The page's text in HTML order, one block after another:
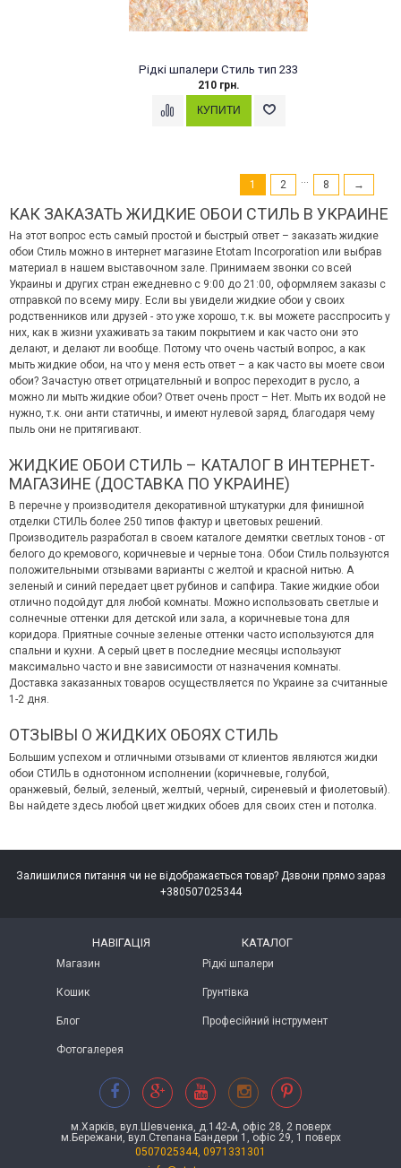
Рідкі шпалери Стиль тип 233
210 грн.
1 2 8 →
КАК ЗАКАЗАТЬ ЖИДКИЕ ОБОИ СТИЛЬ В УКРАИНЕ
На этот вопрос есть самый простой и быстрый ответ – заказать жидкие
обои Стиль можно в интернет магазине Etotam Incorporation или выбрав
материал в нашем выставочном зале. Принимаем звонки со всей
Украины и других стран ежедневно с 9:00 до 21:00, оформляем заказы с
отправкой по всему миру. Если вы увидели жидкие обои у своих
родственников или друзей - это уже хорошо, т.к. вы можете расспросить у
них, как в жизни ухаживать за таким покрытием и как часто они это
делают, и делают ли вообще. Потому что очень частый вопрос, а как
мыть жидкие обои, на что у меня есть ответ – а как часто вы моете свои
обои? Зачастую ответ отрицательный и вопрос переходит в русло, а
можно ли мыть жидкие обои? Ответ очень прост – Нет. Мыть их водой не
нужно, т.к. они анти статичны, и имеют нулевой заряд, благодаря чему
пыль они не притягивают.
ЖИДКИЕ ОБОИ СТИЛЬ – КАТАЛОГ В ИНТЕРНЕТ-
МАГАЗИНЕ (ДОСТАВКА ПО УКРАИНЕ)
В перечне у производителя декоративной штукатурки для финишной
отделки СТИЛЬ более 250 типов фактур и цветовых решений.
Производитель разработал в своем каталоге демятки светлых тонов - от
белого до кремового, коричневые и черные тона. Обои Стиль пользуются
положительными отзывами варианты с желтой и красной нитью. А
зеленый и синий передает цвет рубинов и сапфира. Такие жидкие обои
отлично подойдут для любой комнаты. Можно использовать светлые и
солнечные оттенки для детской или зала, а коричневые тона для
коридора. Приятные сочные зеленые оттенки часто используются для
спальни и кухни. А серый цвет в последние месяцы используют
максимально часто и вне зависимости от назначения комнаты.
Доставка заказанных товаров осуществляется по Украине за считанные
1-2 дня.
ОТЗЫВЫ О ЖИДКИХ ОБОЯХ СТИЛЬ
Большим успехом и отличными отзывами от клиентов являются жидки
обои СТИЛЬ в однотонном исполнении (коричневые, голубой,
оранжевый, белый, зеленый, желтый, черный, сиреневый и фиолетовый).
Вы найдете здесь любой цвет жидких обоев для своих стен и потолка.
Залишилися питання чи не відображається товар? Дзвони прямо зараз
+380507025344
НАВІГАЦІЯ
Магазин
Кошик
Блог
Фотогалерея
КАТАЛОГ
Рідкі шпалери
Грунтівка
Професійний інструмент
м.Харків, вул.Шевченка, д.142-А, офіс 28, 2 поверх
м.Бережани, вул.Степана Бандери 1, офіс 29, 1 поверх
0507025344, 0971331301